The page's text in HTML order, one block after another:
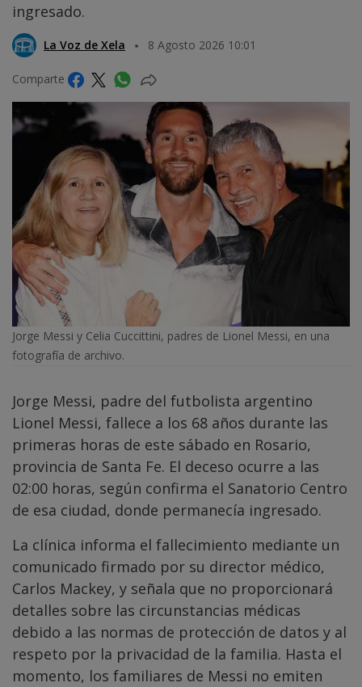
ingresado.
La Voz de Xela 8 Agosto 2026 10:01
Comparte
Jorge Messi y Celia Cuccittini, padres de Lionel Messi, en una
fotografía de archivo.
Jorge Messi, padre del futbolista argentino
Lionel Messi, fallece a los 68 años durante las
primeras horas de este sábado en Rosario,
provincia de Santa Fe. El deceso ocurre a las
02:00 horas, según confirma el Sanatorio Centro
de esa ciudad, donde permanecía ingresado.
La clínica informa el fallecimiento mediante un
comunicado firmado por su director médico,
Carlos Mackey, y señala que no proporcionará
detalles sobre las circunstancias médicas
debido a las normas de protección de datos y al
respeto por la privacidad de la familia. Hasta el
momento, los familiares de Messi no emiten